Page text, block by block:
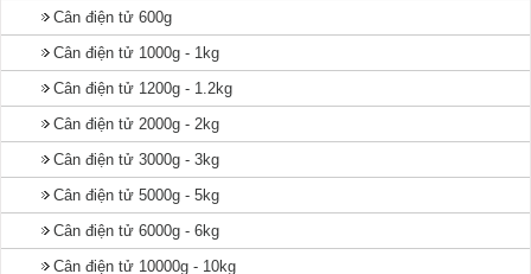
Cân điện tử 600g
Cân điện tử 1000g - 1kg
Cân điện tử 1200g - 1.2kg
Cân điện tử 2000g - 2kg
Cân điện tử 3000g - 3kg
Cân điện tử 5000g - 5kg
Cân điện tử 6000g - 6kg
Cân điện tử 10000g - 10kg